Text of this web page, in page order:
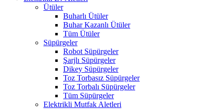
Ütüler
Buharlı Ütüler
Buhar Kazanlı Ütüler
Tüm Ütüler
Süpürgeler
Robot Süpürgeler
Şarjlı Süpürgeler
Dikey Süpürgeler
Toz Torbasız Süpürgeler
Toz Torbalı Süpürgeler
Tüm Süpürgeler
Elektrikli Mutfak Aletleri